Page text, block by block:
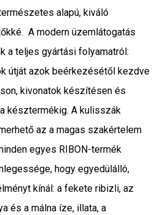
alapú, kiváló
A modern üzemlátogatás
a teljes gyártási folyamatról:
útját azok beérkezésétől kezdve
kivonatok készítésen és
késztermékig. A kulisszák
az a magas szakértelem
egyes RIBON-termék
hogy egyedülálló,
kínál: a fekete ribizli, az
és a málna íze, illata, a